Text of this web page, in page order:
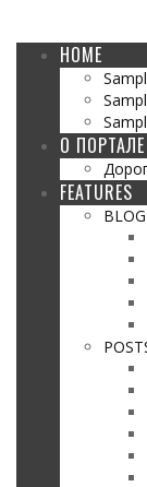
HOME
О ПОРТАЛЕ
FEATURES
BLOG